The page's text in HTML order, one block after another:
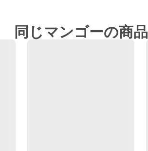
同じマンゴーの商品